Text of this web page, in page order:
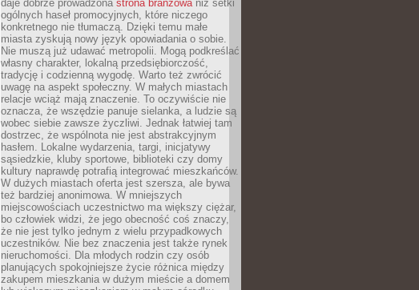
daje dobrze prowadzona strona branżowaniż setki
ogólnych haseł promocyjnych, które niczego
konkretnego nie tłumaczą. Dzięki temu małe
miasta zyskują nowy język opowiadania o sobie.
Nie muszą już udawać metropolii. Mogą podkreślać
własny charakter, lokalną przedsiębiorczość,
tradycję i codzienną wygodę. Warto też zwrócić
uwagę na aspekt społeczny. W małych miastach
relacje wciąż mają znaczenie. To oczywiście nie
oznacza, że wszędzie panuje sielanka, a ludzie są
wobec siebie zawsze życzliwi. Jednak łatwiej tam
dostrzec, że wspólnota nie jest abstrakcyjnym
hasłem. Lokalne wydarzenia, targi, inicjatywy
sąsiedzkie, kluby sportowe, biblioteki czy domy
kultury naprawdę potrafią integrować mieszkańców.
W dużych miastach oferta jest szersza, ale bywa
też bardziej anonimowa. W mniejszych
miejscowościach uczestnictwo ma większy ciężar,
bo człowiek widzi, że jego obecność coś znaczy,
że nie jest tylko jednym z wielu przypadkowych
uczestników. Nie bez znaczenia jest także rynek
nieruchomości. Dla młodych rodzin czy osób
planujących spokojniejsze życie różnica między
zakupem mieszkania w dużym mieście a domem